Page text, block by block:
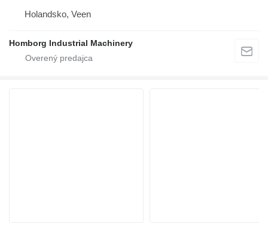
Holandsko, Veen
Homborg Industrial Machinery